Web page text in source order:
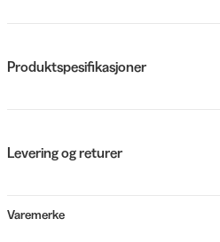
Produktspesifikasjoner
Levering og returer
Varemerke